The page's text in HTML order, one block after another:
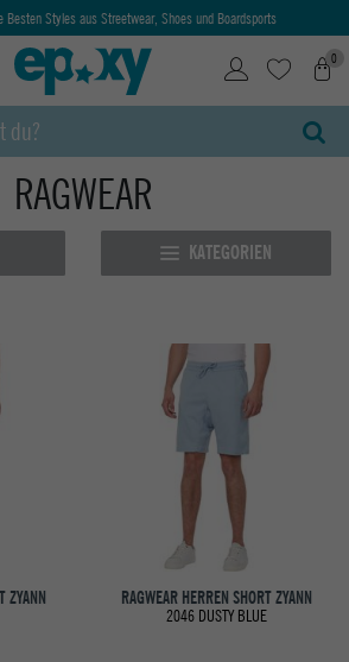
Besten Styles aus Streetwear, Shoes und Boardsports
0
RAGWEAR
KATEGORIEN
ZYANN RAGWEAR HERREN SHORT ZYANN
2046 DUSTY BLUE